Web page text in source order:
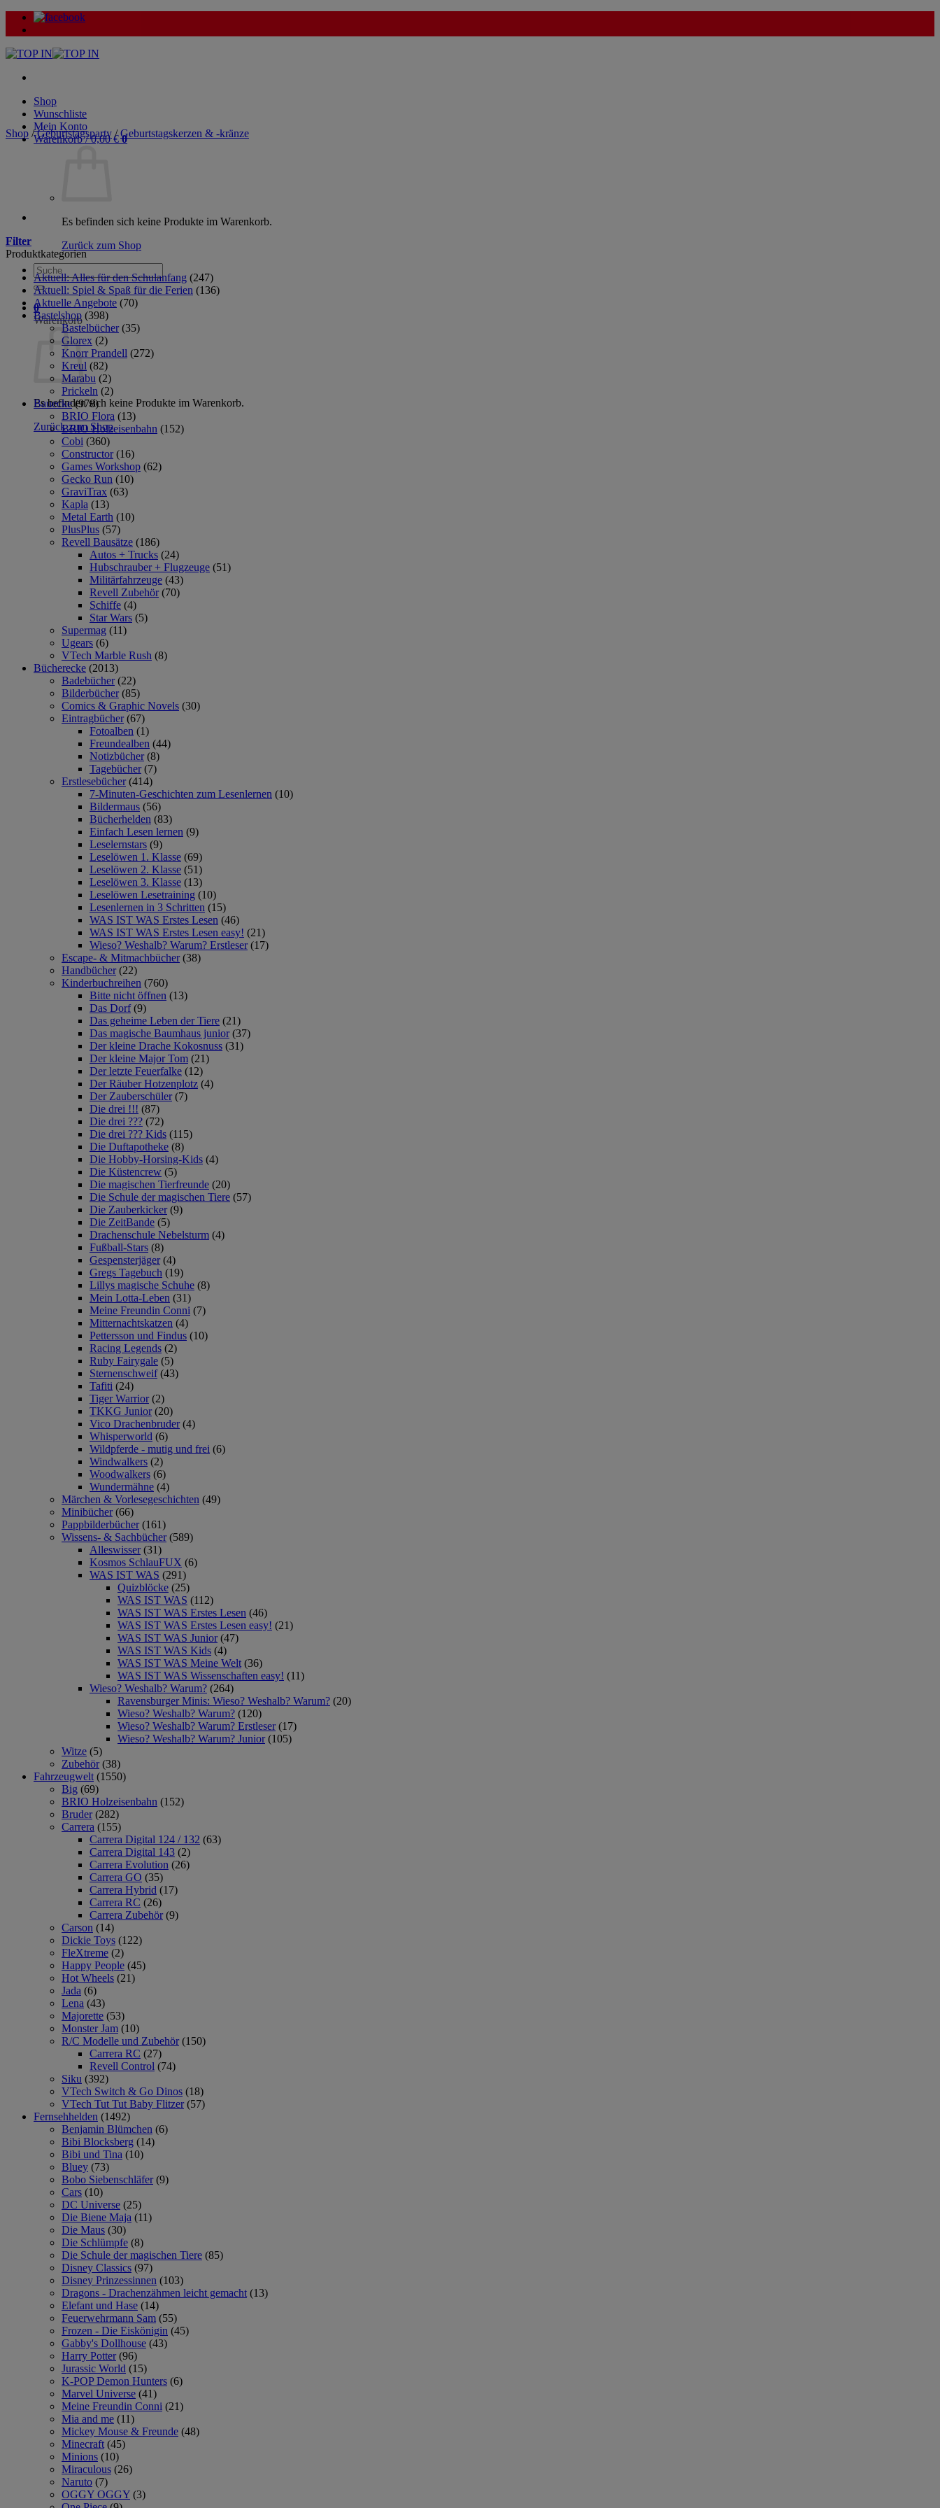
Zum
Inhalt
Shop
Wunschliste
Mein Konto
Warenkorb /0,00€ 0
Es befinden sich keine Produkte im Warenkorb.
Zurück zum Shop
Suche
nach:
0
Warenkorb
Es befinden sich keine Produkte im Warenkorb.
Zurück zum Shop
Shop / Geburtstagsparty / Geburtstagskerzen & -kränze
Filter
Produktkategorien
Aktuell: Alles für den Schulanfang (247)
Aktuell: Spiel & Spaß für die Ferien (136)
Aktuelle Angebote (70)
Bastelshop (398)
Bastelbücher (35)
Glorex (2)
Knorr Prandell (272)
Kreul (82)
Marabu (2)
Prickeln (2)
Bauecke (978)
BRIO Flora (13)
BRIO Holzeisenbahn (152)
Cobi (360)
Constructor (16)
Games Workshop (62)
Gecko Run (10)
GraviTrax (63)
Kapla (13)
Metal Earth (10)
PlusPlus (57)
Revell Bausätze (186)
Autos + Trucks (24)
Hubschrauber + Flugzeuge (51)
Militärfahrzeuge (43)
Revell Zubehör (70)
Schiffe (4)
Star Wars (5)
Supermag (11)
Ugears (6)
VTech Marble Rush (8)
Bücherecke (2013)
Badebücher (22)
Bilderbücher (85)
Comics & Graphic Novels (30)
Eintragbücher (67)
Fotoalben (1)
Freundealben (44)
Notizbücher (8)
Tagebücher (7)
Erstlesebücher (414)
7-Minuten-Geschichten zum Lesenlernen (10)
Bildermaus (56)
Bücherhelden (83)
Einfach Lesen lernen (9)
Leselernstars (9)
Leselöwen 1. Klasse (69)
Leselöwen 2. Klasse (51)
Leselöwen 3. Klasse (13)
Leselöwen Lesetraining (10)
Lesenlernen in 3 Schritten (15)
WAS IST WAS Erstes Lesen (46)
WAS IST WAS Erstes Lesen easy! (21)
Wieso? Weshalb? Warum? Erstleser (17)
Escape- & Mitmachbücher (38)
Handbücher (22)
Kinderbuchreihen (760)
Bitte nicht öffnen (13)
Das Dorf (9)
Das geheime Leben der Tiere (21)
Das magische Baumhaus junior (37)
Der kleine Drache Kokosnuss (31)
Der kleine Major Tom (21)
Der letzte Feuerfalke (12)
Der Räuber Hotzenplotz (4)
Der Zauberschüler (7)
Die drei !!! (87)
Die drei ??? (72)
Die drei ??? Kids (115)
Die Duftapotheke (8)
Die Hobby-Horsing-Kids (4)
Die Küstencrew (5)
Die magischen Tierfreunde (20)
Die Schule der magischen Tiere (57)
Die Zauberkicker (9)
Die ZeitBande (5)
Drachenschule Nebelsturm (4)
Fußball-Stars (8)
Gespensterjäger (4)
Gregs Tagebuch (19)
Lillys magische Schuhe (8)
Mein Lotta-Leben (31)
Meine Freundin Conni (7)
Mitternachtskatzen (4)
Pettersson und Findus (10)
Racing Legends (2)
Ruby Fairygale (5)
Sternenschweif (43)
Tafiti (24)
Tiger Warrior (2)
TKKG Junior (20)
Vico Drachenbruder (4)
Whisperworld (6)
Wildpferde - mutig und frei (6)
Windwalkers (2)
Woodwalkers (6)
Wundermähne (4)
Märchen & Vorlesegeschichten (49)
Minibücher (66)
Pappbilderbücher (161)
Wissens- & Sachbücher (589)
Alleswisser (31)
Kosmos SchlauFUX (6)
WAS IST WAS (291)
Quizblöcke (25)
WAS IST WAS (112)
WAS IST WAS Erstes Lesen (46)
WAS IST WAS Erstes Lesen easy! (21)
WAS IST WAS Junior (47)
WAS IST WAS Kids (4)
WAS IST WAS Meine Welt (36)
WAS IST WAS Wissenschaften easy! (11)
Wieso? Weshalb? Warum? (264)
Ravensburger Minis: Wieso? Weshalb? Warum? (20)
Wieso? Weshalb? Warum? (120)
Wieso? Weshalb? Warum? Erstleser (17)
Wieso? Weshalb? Warum? Junior (105)
Witze (5)
Zubehör (38)
Fahrzeugwelt (1550)
Big (69)
BRIO Holzeisenbahn (152)
Bruder (282)
Carrera (155)
Carrera Digital 124 / 132 (63)
Carrera Digital 143 (2)
Carrera Evolution (26)
Carrera GO (35)
Carrera Hybrid (17)
Carrera RC (26)
Carrera Zubehör (9)
Carson (14)
Dickie Toys (122)
FleXtreme (2)
Happy People (45)
Hot Wheels (21)
Jada (6)
Lena (43)
Majorette (53)
Monster Jam (10)
R/C Modelle und Zubehör (150)
Carrera RC (27)
Revell Control (74)
Siku (392)
VTech Switch & Go Dinos (18)
VTech Tut Tut Baby Flitzer (57)
Fernsehhelden (1492)
Benjamin Blümchen (6)
Bibi Blocksberg (14)
Bibi und Tina (10)
Bluey (73)
Bobo Siebenschläfer (9)
Cars (10)
DC Universe (25)
Die Biene Maja (11)
Die Maus (30)
Die Schlümpfe (8)
Die Schule der magischen Tiere (85)
Disney Classics (97)
Disney Prinzessinnen (103)
Dragons - Drachenzähmen leicht gemacht (13)
Elefant und Hase (14)
Feuerwehrmann Sam (55)
Frozen - Die Eiskönigin (45)
Gabby's Dollhouse (43)
Harry Potter (96)
Jurassic World (15)
K-POP Demon Hunters (6)
Marvel Universe (41)
Meine Freundin Conni (21)
Mia and me (11)
Mickey Mouse & Freunde (48)
Minecraft (45)
Minions (10)
Miraculous (26)
Naruto (7)
OGGY OGGY (3)